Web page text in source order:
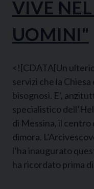
VIVE
UOMINI"
<![CDATA[Un
servizi che la
bisognosi. E’,
specialistico
di Messina, il centro
dimora.
l’ha inaugurato
ha ricordato prima